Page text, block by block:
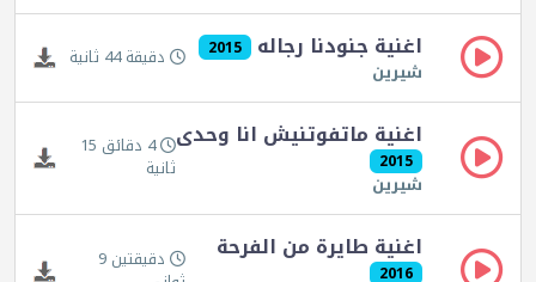
اغنية جنودنا رجاله 2015
شيرين دقيقة 44 ثانية
اغنية ماتفوتنيش انا وحدى
2015
شيرين
4 دقائق 15
ثانية
اغنية طايرة من الفرحة
2016
دقيقتين 9